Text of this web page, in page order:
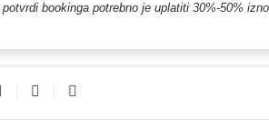
bookinga potrebno je uplatiti 30%-50%